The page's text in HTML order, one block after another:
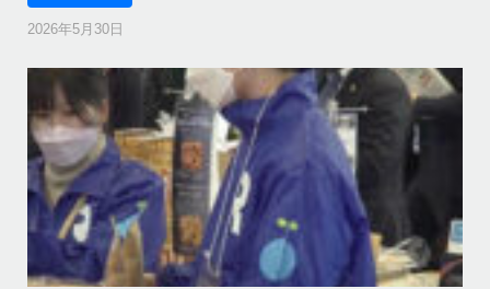
2026年5月30日